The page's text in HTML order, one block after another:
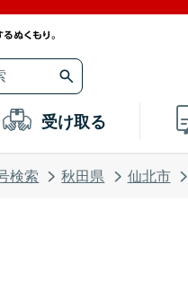
受け取る
検索 秋田県 仙北市